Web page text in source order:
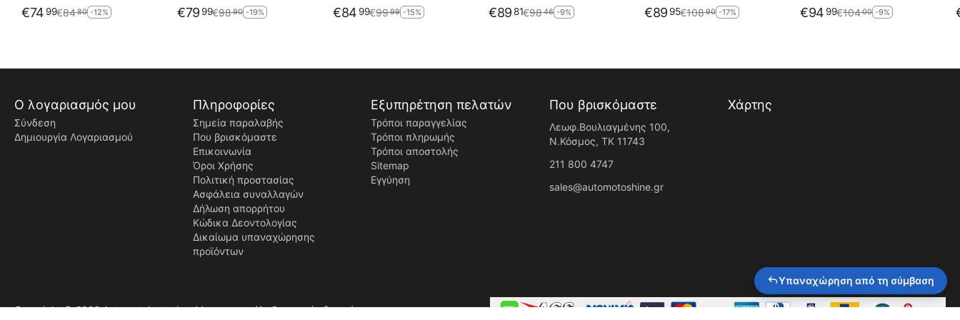
€74 99€8480 -12% €79 99€9890 -19% €84 99€9999 -15% €8981€9846 -9% €89 95€10890 -17% €94 99€10400 -9%
Ο λογαριασμός μου
Σύνδεση
Δημιουργία Λογαριασμού
Πληροφορίες
Σημεία παραλαβής
Που βρισκόμαστε
Επικοινωνία
Όροι Χρήσης
Πολιτική προστασίας
Ασφάλεια συναλλαγών
Δήλωση απορρήτου
Κώδικα Δεοντολογίας
Δικαίωμα υπαναχώρησης
προϊόντων
Εξυπηρέτηση πελατών
Τρόποι παραγγελίας
Τρόποι πληρωμής
Τρόποι αποστολής
Sitemap
Εγγύηση
Που βρισκόμαστε
Λεωφ.Βουλιαγμένης 100,
Ν.Κόσμος, ΤK 11743
211 800 4747
sales@automotoshine.gr
Χάρτης
Copyright © 2026 Automotobatteries. Με την επιφύλαξη παντός δικαιώματος
Υπαναχώρηση από τη σύμβαση